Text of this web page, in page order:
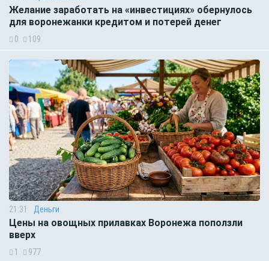
Желание заработать на «инвестициях» обернулось
для воронежанки кредитом и потерей денег
0 109
21:31 Деньги
Цены на овощных прилавках Воронежа поползли
вверх
1 977